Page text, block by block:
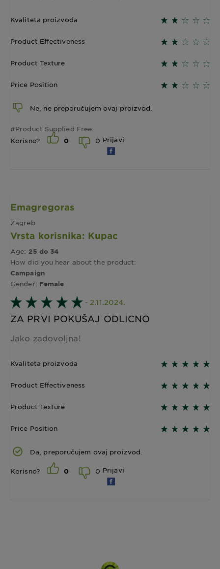
Kvaliteta proizvoda
Product Effectiveness
Product Texture
Price Position
Ne, ne preporučujem ovaj proizvod.
#Product Supplied Free
Korisno?
0 0 Prijavi
Emagregoras
Zagreb
Vrsta korisnika: Kupac
Age: 25 do 34
How did you hear about the product:
Campaign
Gender: Female
- 2.11.2024.
ZA PRVI POKUŠAJ ODLICNO
Jako zadovoljna!
Kvaliteta proizvoda
Product Effectiveness
Product Texture
Price Position
Da, preporučujem ovaj proizvod.
Korisno? 0 0 Prijavi